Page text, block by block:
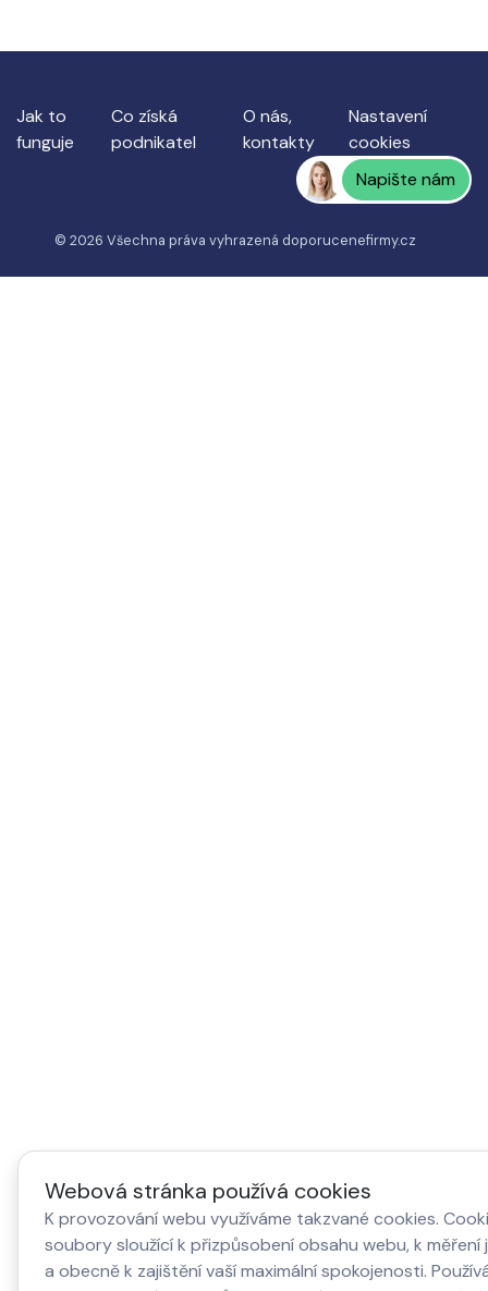
Webová stránka používá cookies
K provozování webu využíváme takzvané cookies.
soubory sloužící k přizpůsobení obsahu webu, k
a obecně k zajištění vaší maximální spokojenosti.
Jak to
funguje
Co získá
podnikatel
O nás,
kontakty
Nastavení
cookies
Napište nám
© 2026 Všechna práva vyhrazená doporucenefirmy.cz